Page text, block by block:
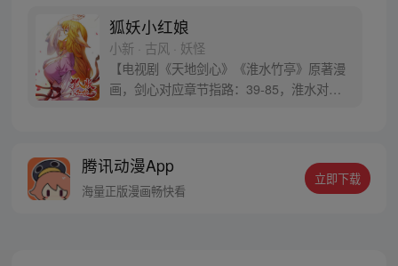
狐妖小红娘
小新 · 古风 · 妖怪
【电视剧《天地剑心》《淮水竹亭》原著漫
画，剑心对应章节指路：39-85，淮水对应
腾讯动漫App
海量正版漫画畅快看
立即下载